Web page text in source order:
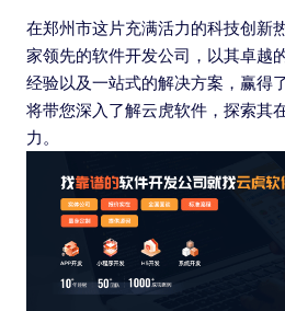
在郑州市这片充满活力的科技创新
家领先的软件开发公司，以其卓越
经验以及一站式的解决方案，赢得
将带您深入了解云虎软件，探索其
力。